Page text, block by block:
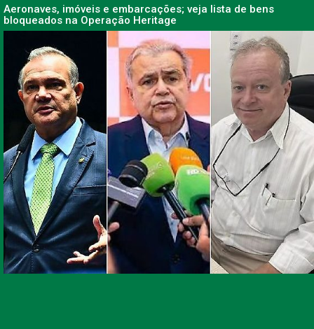
Aeronaves, imóveis e embarcações; veja lista de bens
bloqueados na Operação Heritage